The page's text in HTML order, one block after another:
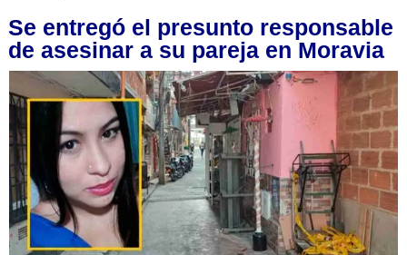
Se entregó el presunto responsable
de asesinar a su pareja en Moravia